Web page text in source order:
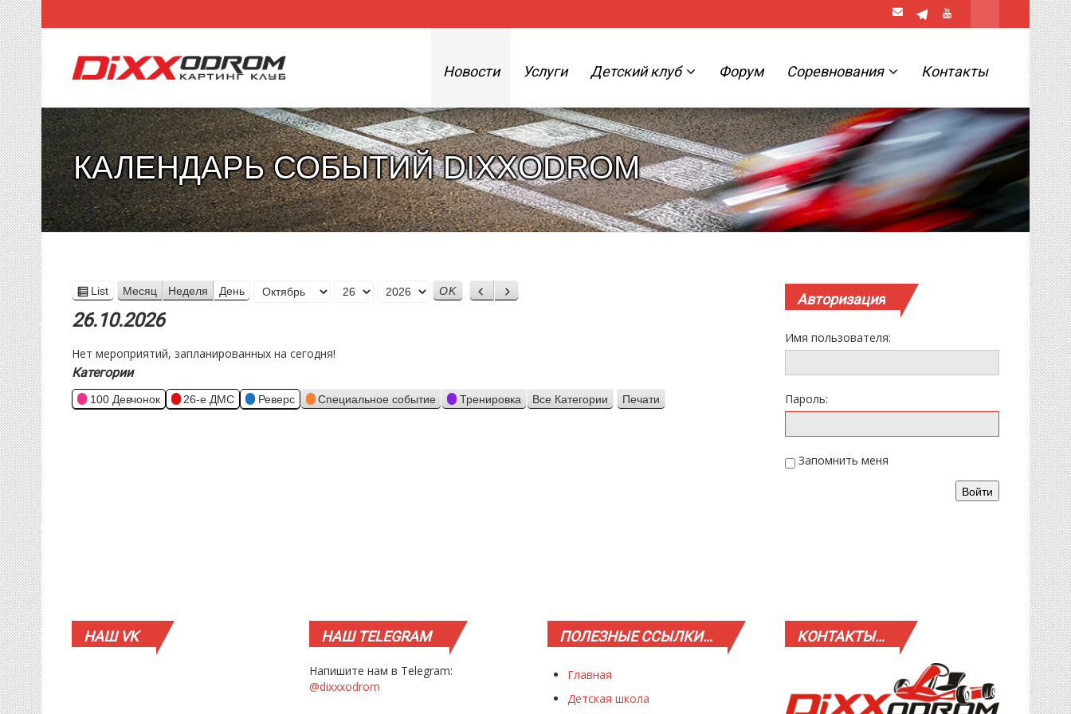
Новости Услуги Детский клуб Форум Соревнования Контакты
КАЛЕНДАРЬ СОБЫТИЙ DIXXODROM
View
as
List Месяц Неделя День
Месяц
Назад
Вперед
26.10.2026
Нет мероприятий, запланированных на сегодня!
Категории
100 Девчонок 26-е ДМС Реверс Специальное событие Тренировка Все Категории Просмотр
Печати
Авторизация
Имя пользователя:
Пароль:
Запомнить меня
Войти
НАШVK НАШTELEGRAM
Напишите нам в Telegram:
@dixxxodrom
ПОЛЕЗНЫЕССЫЛКИ…
Главная
Детская школа
КОНТАКТЫ…